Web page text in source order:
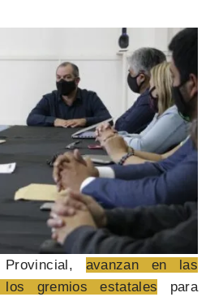
avanzan en las
gremios estatales para